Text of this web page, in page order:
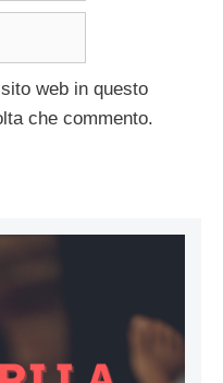
web in questo
che commento.